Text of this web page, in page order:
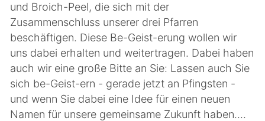
und Broich-Peel, die sich mit der
Zusammenschluss unserer drei Pfarren
beschäftigen. Diese Be-Geist-erung wollen wir
uns dabei erhalten und weitertragen. Dabei haben
auch wir eine große Bitte an Sie: Lassen auch Sie
sich be-Geist-ern - gerade jetzt an Pfingsten -
und wenn Sie dabei eine Idee für einen neuen
Namen für unsere gemeinsame Zukunft haben....